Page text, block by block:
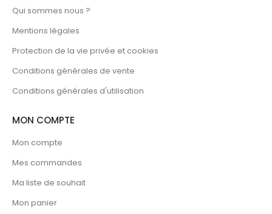
Qui sommes nous ?
Mentions légales
Protection de la vie privée et cookies
Conditions générales de vente
Conditions générales d'utilisation
MON COMPTE
Mon compte
Mes commandes
Ma liste de souhait
Mon panier